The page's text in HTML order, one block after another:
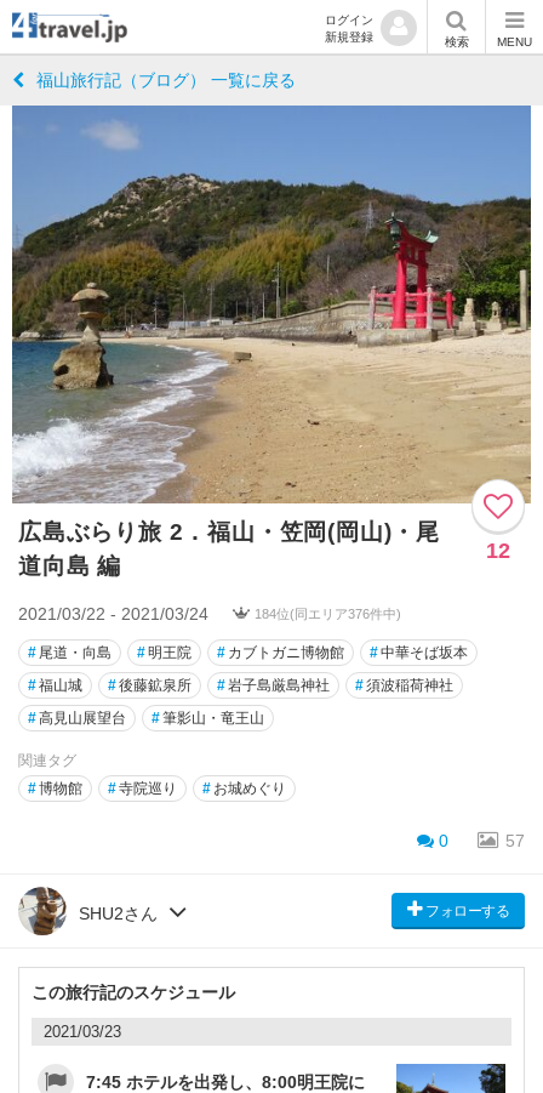
ログイン
新規登録
検索 MENU
福山旅行記（ブログ） 一覧に戻る
広島ぶらり旅 2．福山・笠岡(岡山)・尾
道向島 編
12
2021/03/22 - 2021/03/24 184位(同エリア376件中)
# 尾道・向島 #明王院 # カブトガニ博物館 #中華そば坂本
#福山城 #後藤鉱泉所 #岩子島厳島神社 #須波稲荷神社
#高見山展望台 #筆影山・竜王山
関連タグ
#博物館 #寺院巡り # お城めぐり
0 57
SHU2さん フォローする
この旅行記のスケジュール
2021/03/23
7:45 ホテルを出発し、8:00明王院に